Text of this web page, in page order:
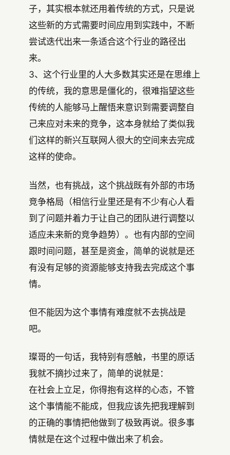
子，其实根本就还用着传统的方式，只是说
这些新的方式需要时间应用到实践中，不断
尝试迭代出来一条适合这个行业的路径出
来。
3、这个行业里的人大多数其实还是在思维上
的传统，我的意思是僵化的，很难指望这些
传统的人能够马上醒悟来意识到需要调整自
己来应对未来的竞争，这本身就给了类似我
们这样的新兴互联网人很大的空间来去完成
这样的使命。
当然，也有挑战，这个挑战既有外部的市场
竞争格局（相信行业里还是有不少有心人看
到了问题并着力于让自己的团队进行调整以
适应未来新的竞争趋势）。也有内部的空间
跟时间问题，甚至是资金，简单的说就是还
有没有足够的资源能够支持我去完成这个事
情。
但不能因为这个事情有难度就不去挑战是
吧。
璨哥的一句话，我特别有感触，书里的原话
我就不摘抄过来了，简单的说就是：
在社会上立足，你得抱有这样的心态，不管
这个事情能不能成，但我应该先把我理解到
的正确的事情把他做到了极致再说。很多事
情就是在这个过程中做出来了机会。